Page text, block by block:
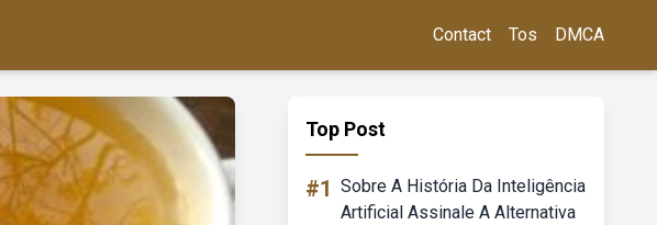
Contact Tos DMCA
Top Post
#1 Sobre A História Da Inteligência
Artificial Assinale A Alternativa